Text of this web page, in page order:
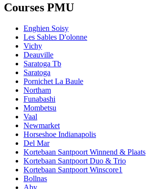
Courses PMU
Enghien Soisy
Les Sables D'olonne
Vichy
Deauville
Saratoga Tb
Saratoga
Pornichet La Baule
Northam
Funabashi
Mombetsu
Vaal
Newmarket
Horseshoe Indianapolis
Del Mar
Kortebaan Santpoort Winnend & Plaats
Kortebaan Santpoort Duo & Trio
Kortebaan Santpoort Winscore1
Bollnas
Aby